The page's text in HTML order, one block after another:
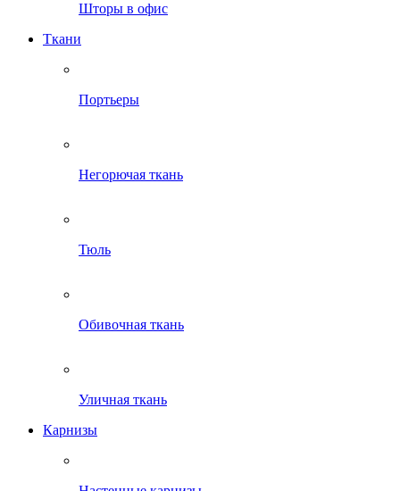
Шторы в офис
Ткани
Портьеры
Негорючая ткань
Тюль
Обивочная ткань
Уличная ткань
Карнизы